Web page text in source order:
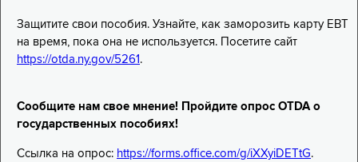
Защитите свои пособия. Узнайте, как заморозить карту EBT
на время, пока она не используется. Посетите сайт
https://otda.ny.gov/5261 .
Сообщите нам свое мнение! Пройдите опрос OTDA о
государственных пособиях!
Ссылка на опрос: https://forms.office.com/g/iXXyiDETtG.